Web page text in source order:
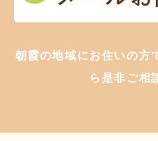
朝霞の地域にお住いの方
ら是非ご相